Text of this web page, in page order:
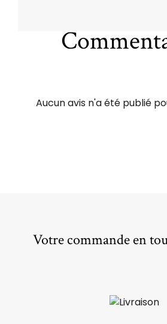
Aucun avis n'a été publié
Votre commande en